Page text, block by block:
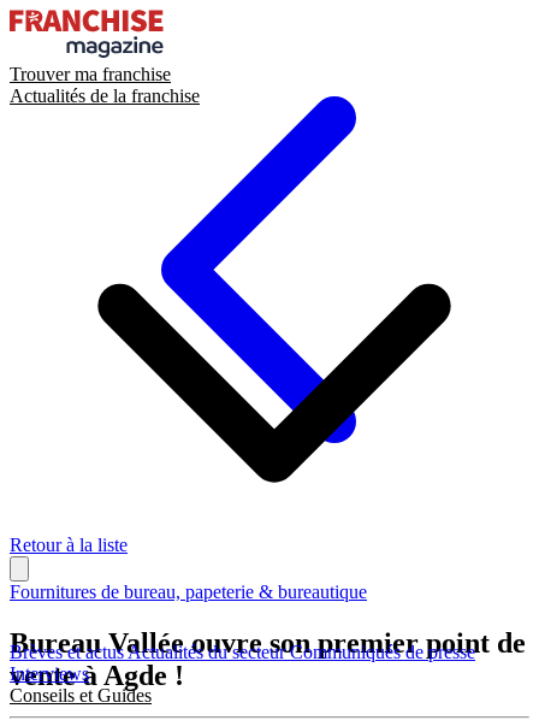
Trouver ma franchise
Actualités de la franchise
Brèves et actusActualités du secteurCommuniqués de presse
Interviews
Conseils et Guides
Retour à la liste
Fournitures de bureau, papeterie & bureautique
Bureau Vallée ouvre son premier point de
vente à Agde !